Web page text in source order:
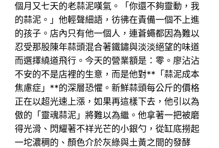
個月又七天的老蒜泥嘆氣。「你還不夠靈動，我
的蒜泥。」他輕聲細語，彷彿在責備一個不上進
的孩子。店內只有他一個人，連蒼蠅都因為難以
忍受那股陳年蒜頭混合著鐵鏽與淡淡絕望的味道
而選擇繞道飛行。今天的營業額是：零。廖沾沾
不安的不是店裡的生意，而是他對**「蒜泥成本
焦慮症」**的深層恐懼。新鮮蒜頭每公斤的價格
正在以超光速上漲，如果再這樣下去，他引以為
傲的「靈魂蒜泥」將難以為繼。他拿著一把被磨
得光滑、閃耀著不祥光芒的小銀勺，從缸底撈起
一坨濃稠的、顏色介於灰綠與土黃之間的發酵